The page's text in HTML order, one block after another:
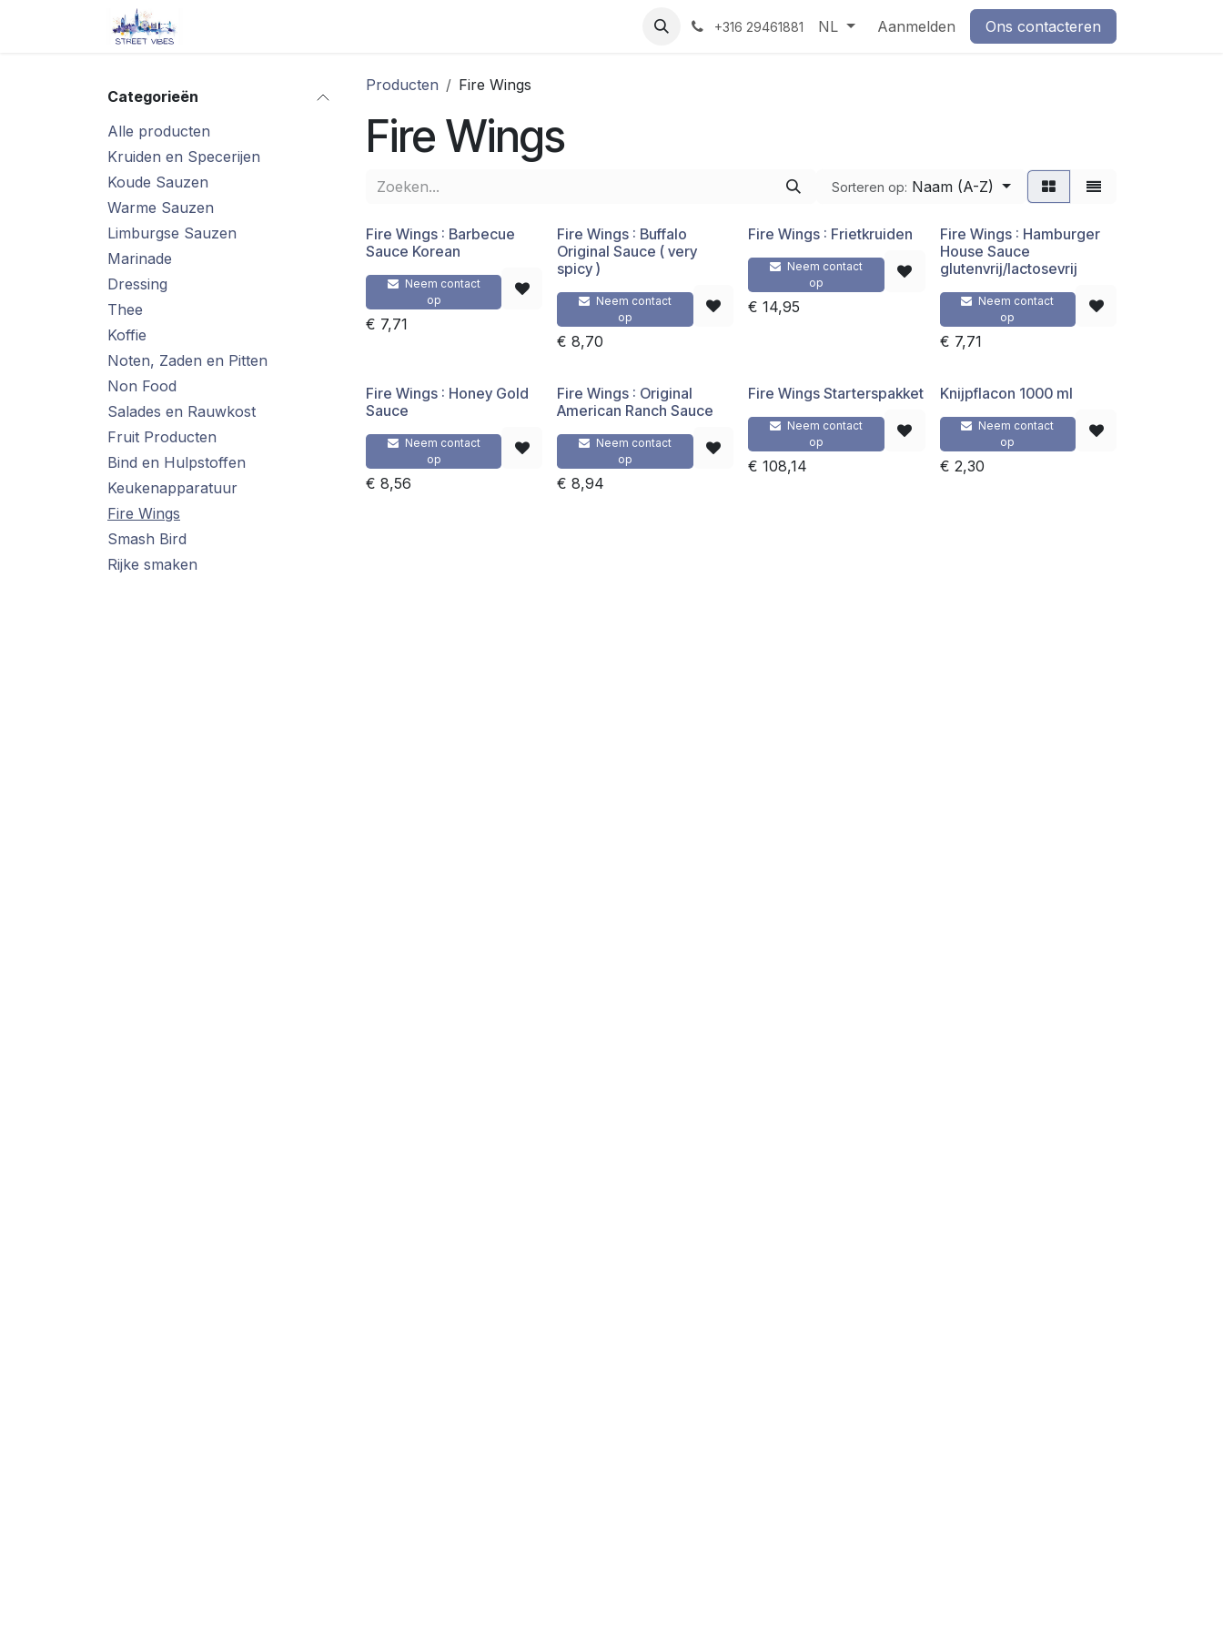
Overslaan naar inhoud
Contact +316 29461881 NL Aanmelden Ons contacteren
Categorieën
Alle producten
Kruiden en Specerijen
Koude Sauzen
Warme Sauzen
Limburgse Sauzen
Marinade
Dressing
Thee
Koffie
Noten, Zaden en Pitten
Non Food
Salades en Rauwkost
Fruit Producten
Bind en Hulpstoffen
Keukenapparatuur
Fire Wings
Smash Bird
Rijke smaken
Producten Fire Wings
Fire Wings
Sorteren op: Naam (A-Z)
Fire Wings : Barbecue
Sauce Korean
Neem contact
op
€ 7,71
Fire Wings : Buffalo
Original Sauce ( very
spicy )
Neem contact
op
€8,70
Fire Wings : Frietkruiden
Neem contact
op
€14,95
Fire Wings : Hamburger
House Sauce
glutenvrij/lactosevrij
Neem contact
op
€ 7,71
Fire Wings : Honey Gold
Sauce
Neem contact
op
€ 8,56
Fire Wings : Original
American Ranch Sauce
Neem contact
op
€8,94
Fire Wings Starterspakket
Neem contact
op
€108,14
Knijpflacon 1000 ml
Neem contact
op
€ 2,30